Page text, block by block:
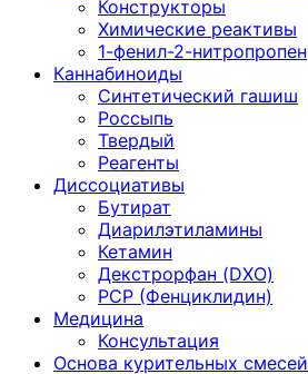
Конструкторы
Химические реактивы
1-фенил-2-нитропропен
Каннабиноиды
Синтетический гашиш
Россыпь
Твердый
Реагенты
Диссоциативы
Бутират
Диарилэтиламины
Кетамин
Декстрорфан (DXO)
PCP (Фенциклидин)
Медицина
Консультация
Основа курительных смесей